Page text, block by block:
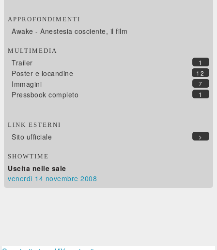
APPROFONDIMENTI
Awake - Anestesia cosciente, il film
MULTIMEDIA
1
Trailer
12
Poster e locandine
7
Immagini
1
Pressbook completo
LINK ESTERNI
>
Sito ufficiale
SHOWTIME
Uscita nelle sale
venerdì 14 novembre 2008